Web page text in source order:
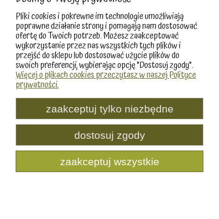
Produkty
Producenci
pokaż pełną wersję strony
Pliki cookies i pokrewne im technologie umożliwiają
poprawne działanie strony i pomagają nam dostosować
ofertę do Twoich potrzeb. Możesz zaakceptować
wykorzystanie przez nas wszystkich tych plików i
przejść do sklepu lub dostosować użycie plików do
swoich preferencji, wybierając opcję "Dostosuj zgody".
Więcej o plikach cookies przeczytasz w naszej Polityce
prywatności.
zaakceptuj tylko niezbędne
dostosuj zgody
zaakceptuj wszystkie